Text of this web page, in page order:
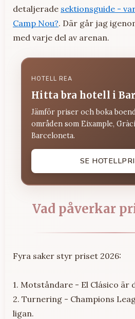
detaljerade sektionsguide -
Camp Nou?. Där går jag
med varje del av arenan.
HOTELL REA
Hitta bra hotell i
Jämför priser och boka
områden som Eixample,
Barceloneta.
SE
Vad påverkar
Fyra saker styr priset 2026:
1. Motståndare - El Clásico är
2. Turnering - Champions
ligan.